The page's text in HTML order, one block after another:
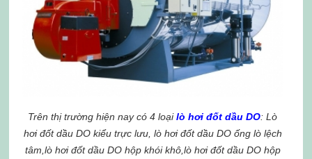
Trên thị trường hiện nay có 4 loạilò hơi đốt dầu DO: Lò
hơi đốt dầu DO kiểu trực lưu, lò hơi đốt dầu DO ống lò lệch
tâm,lò hơi đốt dầu DO hộp khói khô,lò hơi đốt dầu DO hộp